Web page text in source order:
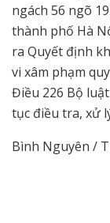
ngách 56 ngõ
thành phố Hà
ra Quyết định
vi xâm phạm
Điều 226 Bộ
tục điều tra, xử
Bình Nguyên /